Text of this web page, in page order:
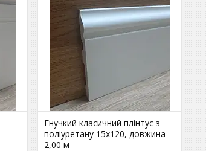
Гнучкий класичний плінтус з
поліуретану 15х120, довжина
2,00 м